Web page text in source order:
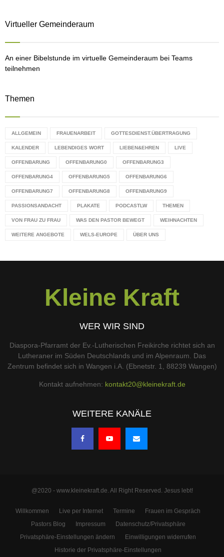
Virtueller Gemeinderaum
An einer Bibelstunde im virtuelle Gemeinderaum bei Teams
teilnehmen
Themen
ALLGEMEIN FRAUENARBEIT GOTTESDIENST.ÜBERTRAGUNG
KALENDER LEBENDIGES WORT LIEBEN&EHREN LIVE
OFFENBARUNG OFFENBARUNG0 OFFENBARUNG3
OFFENBARUNG4 OFFENBARUNG5 OFFENBARUNG6
OFFENBARUNG7 OFFENBARUNG8 OFFENBARUNG9
PASSIONSANDACHT PLAKATE PODCASTLW THEMEN
VON FRAU ZU FRAU WAS DEN PASTOR BEWEGT WEIHNACHTEN
WEITERE ANGEBOTE WELS-EUROPE ÜBER UNS
Kleine Kraft
WER WIR SIND
Diaspora-Pfarramt der Ev.-Lutherischen Freikirche richtet sich an
Lutheraner im Süden Deutschlands und im Alpenraum. Das
Zentrum befindet sich in Wangen i.A. (Ebnetstr. 1, 88239 Wangen)
Kontakt aufnehmen: kontakt20@kleinekraft.de
WEITERE KANÄLE
@2020 - www.kleinekraft.de. All Right Reserved. Jesus lebt!
Willkommen Live per Internet Termine
Frauen im Gespräch
Pastors Blog
Impressum
Datenschutz/Privatsphäre
Privatsphäre-Einstellungen ändern
Einwilligungen widerrufen
Historie der Privatsphäre-Einstellungen